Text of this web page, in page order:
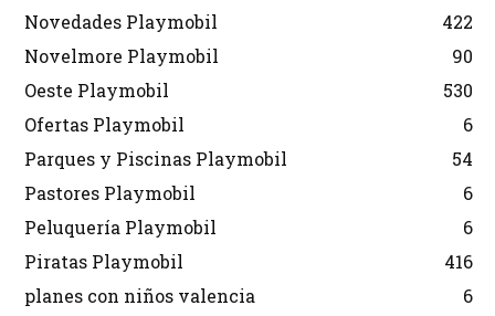
Novedades Playmobil
422
Novelmore Playmobil
90
Oeste Playmobil
530
Ofertas Playmobil
6
Parques y Piscinas Playmobil
54
Pastores Playmobil
6
Peluquería Playmobil
6
Piratas Playmobil
416
planes con niños valencia
6